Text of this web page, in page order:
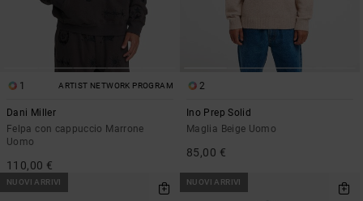
1 ARTIST NETWORK PROGRAM
Dani Miller
Felpa con cappuccio Marrone
Uomo
110,00 €
2
Ino Prep Solid
Maglia Beige Uomo
85,00 €
NUOVI ARRIVI NUOVI ARRIVI